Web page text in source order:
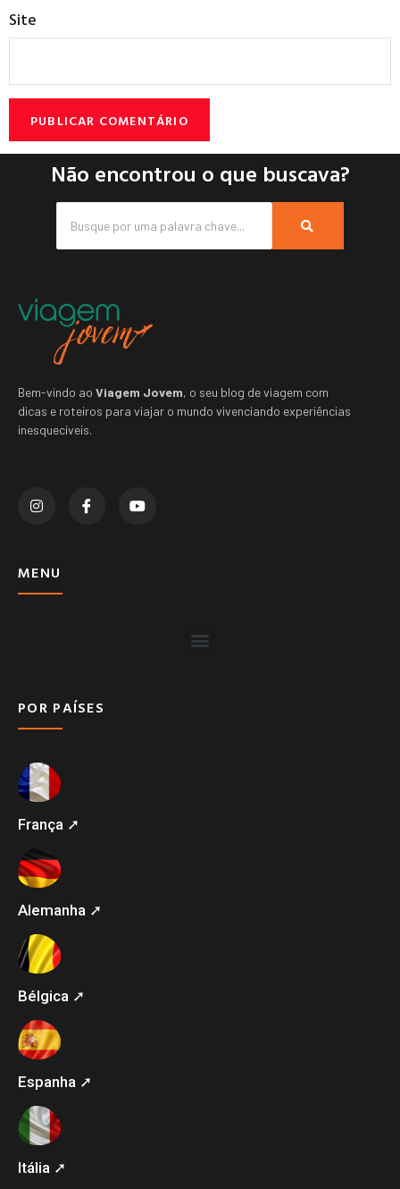
Site
Não encontrou o que buscava?
Bem-vindo ao Viagem Jovem, o seu blog de viagem com
dicas e roteiros para viajar o mundo vivenciando experiências
inesquecíveis.
MENU
POR PAÍSES
França ➚
Alemanha ➚
Bélgica ➚
Espanha ➚
Itália ➚